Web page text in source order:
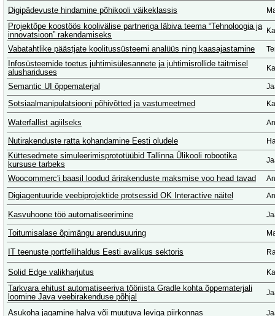
Digipädevuste hindamine põhikooli väikeklassis
Projektõpe koostöös koolivälise partneriga läbiva teema “Tehnoloogia ja
innovatsioon” rakendamiseks
Vabatahtlike päästjate koolitussüsteemi analüüs ning kaasajastamine
Infosüsteemide toetus juhtimisülesannete ja juhtimisrollide täitmisel
alushariduses
Semantic UI õppematerjal
Sotsiaalmanipulatsiooni põhivõtted ja vastumeetmed
Waterfallist agiilseks
Nutirakenduste ratta kohandamine Eesti oludele
Küttesedmete simuleerimisprototüübid Tallinna Ülikooli robootika
kursuse tarbeks
Woocommerc'i baasil loodud ärirakenduste maksmise voo head tavad
Digiagentuuride veebiprojektide protsessid OK Interactive näitel
Kasvuhoone töö automatiseerimine
Toitumisalase õpimängu arendusuuring
IT teenuste portfellihaldus Eesti avalikus sektoris
Solid Edge valikharjutus
Tarkvara ehitust automatiseeriva tööriista Gradle kohta õppematerjali
loomine Java veebirakenduse põhjal
Asukoha jagamine halva või muutuva leviga piirkonnas